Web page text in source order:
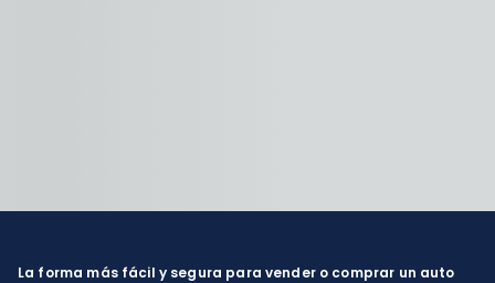
La forma más fácil y segura para vender o comprar un auto